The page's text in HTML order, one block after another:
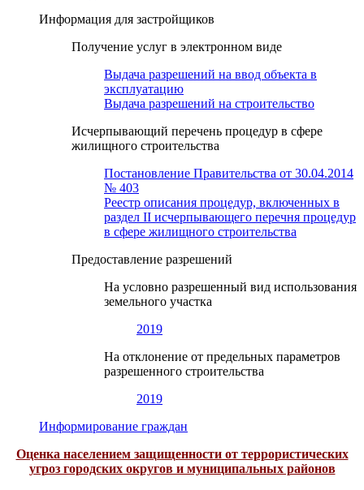
Информация для застройщиков
Получение услуг в электронном виде
Выдача разрешений на ввод объекта в
эксплуатацию
Выдача разрешений на строительство
Исчерпывающий перечень процедур в сфере
жилищного строительства
Постановление Правительства от 30.04.2014
№ 403
Реестр описания процедур, включенных в
раздел II исчерпывающего перечня процедур
в сфере жилищного строительства
Предоставление разрешений
На условно разрешенный вид использования
земельного участка
2019
На отклонение от предельных параметров
разрешенного строительства
2019
Информирование граждан
Оценка населением защищенности от террористических
угроз городских округов и муниципальных районов